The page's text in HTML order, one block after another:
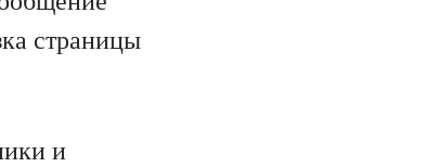
страницы
и